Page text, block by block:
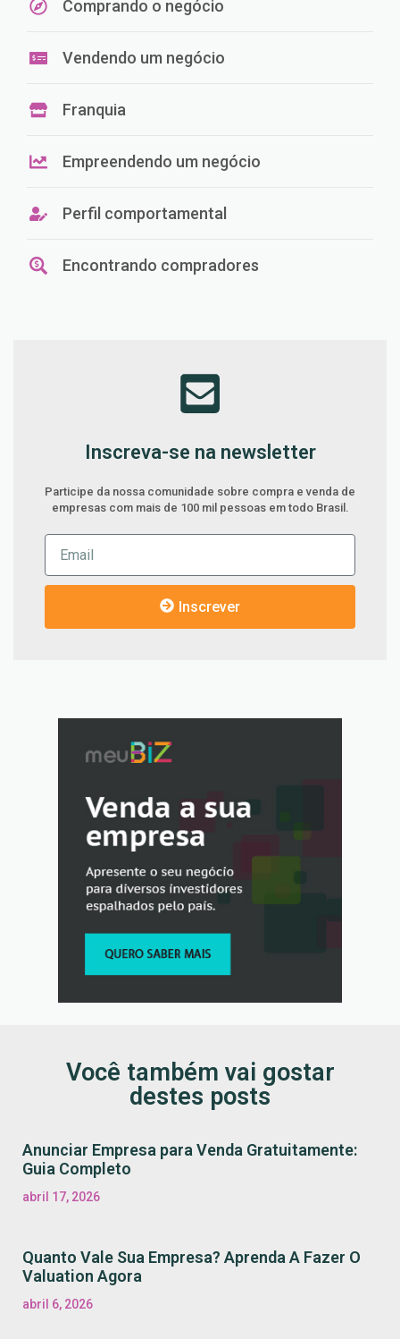
Comprando o negócio
Vendendo um negócio
Franquia
Empreendendo um negócio
Perfil comportamental
Encontrando compradores
Inscreva-se na newsletter
Participe da nossa comunidade sobre compra e venda de
empresas com mais de 100 mil pessoas em todo Brasil.
Inscrever
Você também vai gostar
destes posts
Anunciar Empresa para Venda Gratuitamente:
Guia Completo
abril 17, 2026
Quanto Vale Sua Empresa? Aprenda A Fazer O
Valuation Agora
abril 6, 2026